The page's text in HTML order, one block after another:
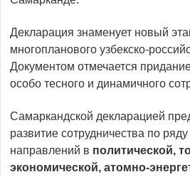
Декларация знаменует новый
многопланового узбекско-
Документом отмечается
особо тесного и динамичного
Самаркандской декларацией
развитие сотрудничества по
направлений в политической,
экономической, атомно-